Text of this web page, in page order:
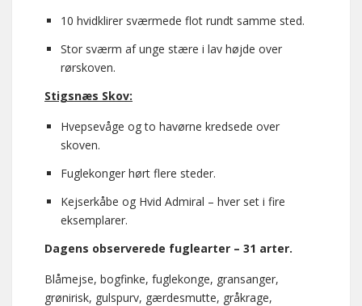
10 hvidklirer sværmede flot rundt samme sted.
Stor sværm af unge stære i lav højde over
rørskoven.
Stigsnæs Skov:
Hvepsevåge og to havørne kredsede over
skoven.
Fuglekonger hørt flere steder.
Kejserkåbe og Hvid Admiral – hver set i fire
eksemplarer.
Dagens observerede fuglearter – 31 arter.
Blåmejse, bogfinke, fuglekonge, gransanger,
grønirisk, gulspurv, gærdesmutte, gråkrage,